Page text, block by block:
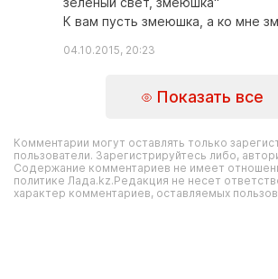
К вам пусть змеюшка, а ко мне
04.10.2015, 20:23
Показать все
Комментарии могут оставлять только
пользователи. Зарегистрируйтесь либо,
Содержание комментариев не имеет
политике Лада.kz.Редакция не несет
характер комментариев, оставляемых